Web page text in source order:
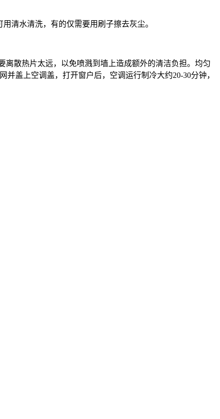
清水清洗，有的仅需要用刷子擦去灰尘。
散热片太远，以免喷溅到墙上造成额外的清洁负担。均匀
盖上空调盖，打开窗户后，空调运行制冷大约20-30分钟，